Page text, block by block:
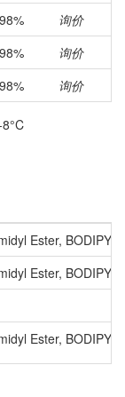
98%
询价
98%
询价
98% 询价
Ester, BODIPY
Ester, BODIPY
Ester, BODIPY